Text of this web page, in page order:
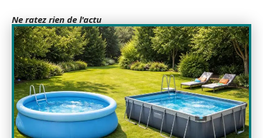
Ne ratez rien de l'actu